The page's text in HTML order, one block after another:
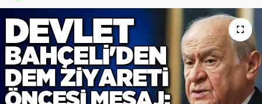
ÇEVRE
BİLİM VE TEKNOLOJİ
DUNYA